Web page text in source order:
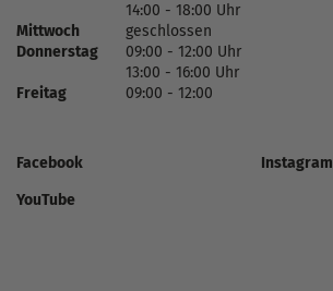
14:00 - 18:00 Uhr
Mittwoch
geschlossen
Donnerstag
09:00 - 12:00 Uhr
13:00 - 16:00 Uhr
Freitag
09:00 - 12:00
Facebook
Instagram
YouTube